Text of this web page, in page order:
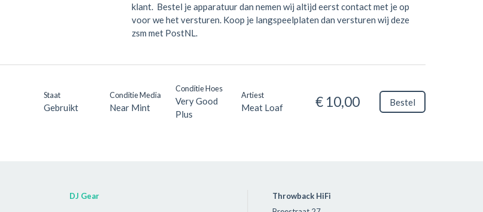
klant. Bestel je apparatuur dan nemen wij altijd eerst contact met je op
voor we het versturen. Koop je langspeelplaten dan versturen wij deze
zsm met PostNL.
Staat
Gebruikt
Conditie Media
Near Mint
Conditie Hoes
Very Good
Plus
Artiest
Meat Loaf € 10,00 Bestel
DJ Gear
Throwback HiFi